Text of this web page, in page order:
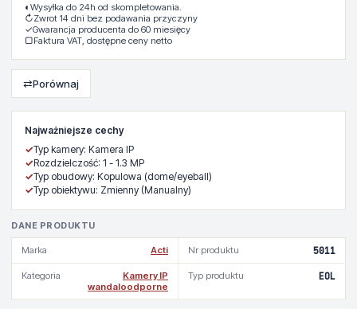
Najważniejsze cechy
✓Typ kamery: Kamera IP
✓Rozdzielczość: 1 - 1.3 MP
✓Typ obudowy: Kopulowa (dome/eyeball)
✓Typ obiektywu: Zmienny (Manualny)
DANE PRODUKTU
Marka Acti Nr produktu 5011
Kategoria
Kamery IP
wandaloodporne
Typ produktu EOL
◐ Wysyłka do 24h od skompletowania.
↻Zwrot 14 dni bez podawania przyczyny
✓Gwarancja producenta do 60 miesięcy
▢Faktura VAT, dostępne ceny netto
⇄Porównaj